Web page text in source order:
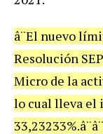
â¨El nuevo
Resolución
Micro de la
lo cual lleva el